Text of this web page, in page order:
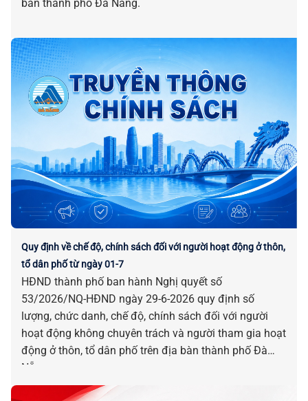
bàn thành phố Đà Nẵng.
Quy định về chế độ, chính sách đối với người hoạt động ở thôn,
tổ dân phố từ ngày 01-7
HĐND thành phố ban hành Nghị quyết số
53/2026/NQ-HĐND ngày 29-6-2026 quy định số
lượng, chức danh, chế độ, chính sách đối với người
hoạt động không chuyên trách và người tham gia hoạt
động ở thôn, tổ dân phố trên địa bàn thành phố Đà
Nẵng.